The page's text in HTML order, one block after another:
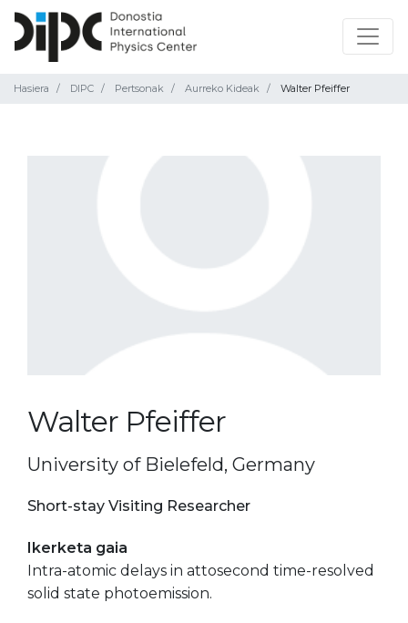
Hasiera DIPC Pertsonak Aurreko Kideak Walter Pfeiffer
Walter Pfeiffer
University of Bielefeld, Germany
Short-stay Visiting Researcher
Ikerketa gaia
Intra-atomic delays in attosecond time-resolved
solid state photoemission.